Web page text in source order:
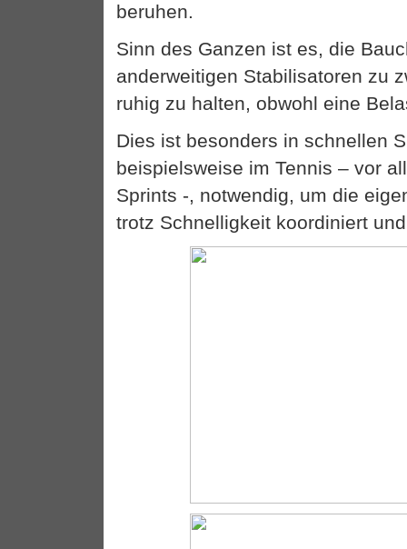
beruhen.
Sinn des Ganzen ist es, die
anderweitigen Stabilisatoren zu
ruhig zu halten, obwohl eine
Dies ist besonders in schnellen
beispielsweise im Tennis – vor
Sprints -, notwendig, um die
trotz Schnelligkeit koordiniert